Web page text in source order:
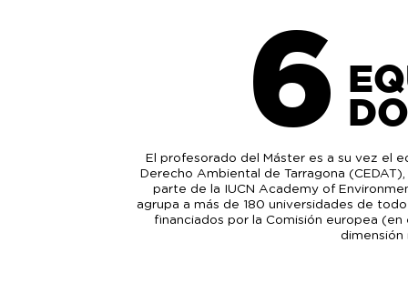
6
El profesorado del Máster es a su vez el
Derecho Ambiental de Tarragona
parte de la IUCN Academy of
agrupa a más de 180 universidades de
financiados por la Comisión europea
dimensión